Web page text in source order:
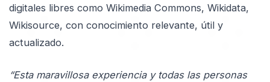
digitales libres como Wikimedia Commons, Wikidata,
Wikisource, con conocimiento relevante, útil y
actualizado.
“Esta maravillosa experiencia y todas las personas